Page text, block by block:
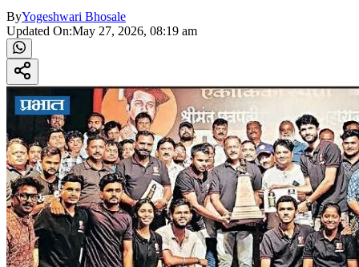
ByYogeshwari Bhosale
Updated On:May 27, 2026, 08:19 am